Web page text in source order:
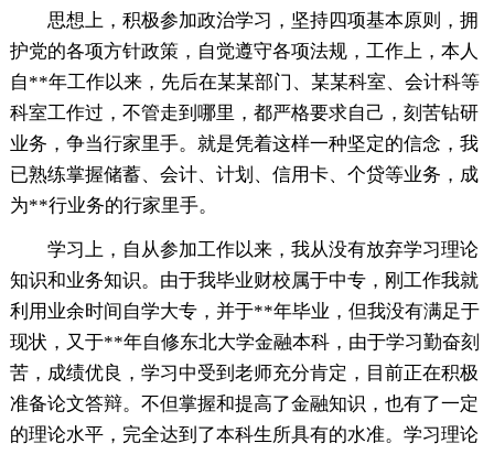
思想上，积极参加政治学习，坚持四项基本原则，拥
护党的各项方针政策，自觉遵守各项法规，工作上，本人
自**年工作以来，先后在某某部门、某某科室、会计科等
科室工作过，不管走到哪里，都严格要求自己，刻苦钻研
业务，争当行家里手。就是凭着这样一种坚定的信念，我
已熟练掌握储蓄、会计、计划、信用卡、个贷等业务，成
为**行业务的行家里手。
学习上，自从参加工作以来，我从没有放弃学习理论
知识和业务知识。由于我毕业财校属于中专，刚工作我就
利用业余时间自学大专，并于**年毕业，但我没有满足于
现状，又于**年自修东北大学金融本科，由于学习勤奋刻
苦，成绩优良，学习中受到老师充分肯定，目前正在积极
准备论文答辩。不但掌握和提高了金融知识，也有了一定
的理论水平，完全达到了本科生所具有的水准。学习理论